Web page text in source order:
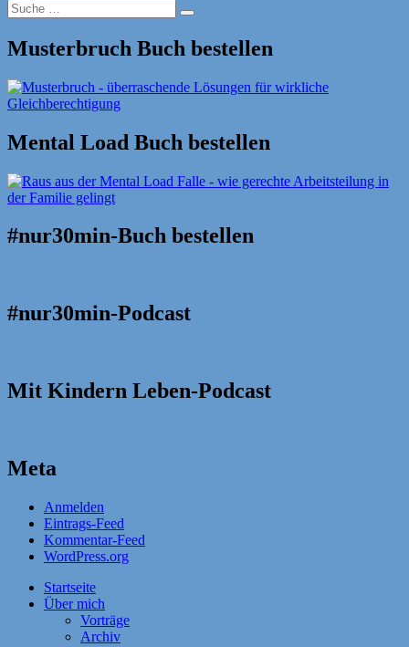
Suche
nach:
Suche
Musterbruch Buch bestellen
Mental Load Buch bestellen
#nur30min-Buch bestellen
#nur30min-Podcast
Mit Kindern Leben-Podcast
Meta
Anmelden
Eintrags-Feed
Kommentar-Feed
WordPress.org
Startseite
Über mich
Vorträge
Archiv